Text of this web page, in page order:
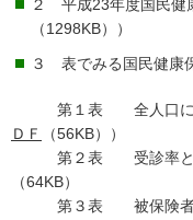
２ 平成23年度国民
（1298KB））
３ 表でみる国民健康
第１表 全人口に占
ＤＦ
（56KB））
第２表 受診率と１
（64KB）
第３表 被保険者１